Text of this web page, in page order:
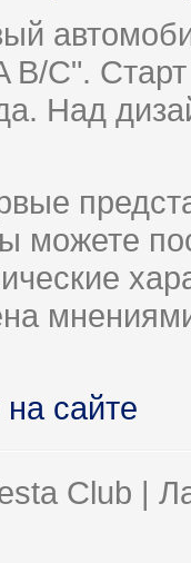
C".
Над
можете
сайте
Club |